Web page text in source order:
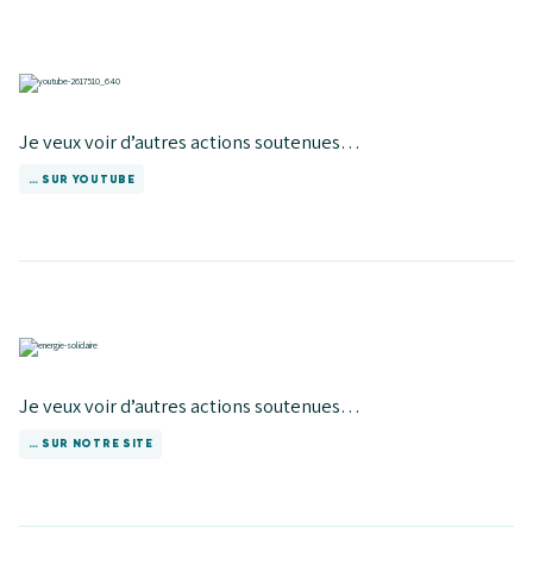
Je veux voir d’autres actions soutenues…
… SUR YOUTUBE
Je veux voir d’autres actions soutenues…
… SUR NOTRE SITE